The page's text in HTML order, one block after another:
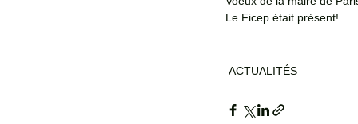
Le Ficep était présent!
ACTUALITÉS